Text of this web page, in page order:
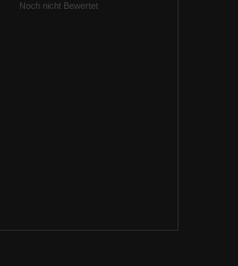
Noch nicht Bewertet